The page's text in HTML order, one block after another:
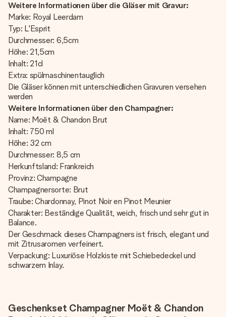
Weitere Informationen über die Gläser mit Gravur:
Marke: Royal Leerdam
Typ: L'Esprit
Durchmesser: 6,5cm
Höhe: 21,5cm
Inhalt: 21cl
Extra: spülmaschinentauglich
Die Gläser können mit unterschiedlichen Gravuren versehen
werden
Weitere Informationen über den Champagner:
Name: Moët & Chandon Brut
Inhalt: 750 ml
Höhe: 32 cm
Durchmesser: 8,5 cm
Herkunftsland: Frankreich
Provinz: Champagne
Champagnersorte: Brut
Traube: Chardonnay, Pinot Noir en Pinot Meunier
Charakter: Beständige Qualität, weich, frisch und sehr gut in
Balance.
Der Geschmack dieses Champagners ist frisch, elegant und
mit Zitrusaromen verfeinert.
Verpackung: Luxuriöse Holzkiste mit Schiebedeckel und
schwarzem Inlay.
Geschenkset Champagner Moët & Chandon